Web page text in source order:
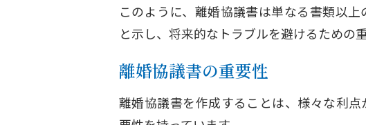
このように、離婚協議書は単なる書類以
と示し、将来的なトラブルを避けるための
離婚協議書の重要性
離婚協議書を作成することは、様々な利